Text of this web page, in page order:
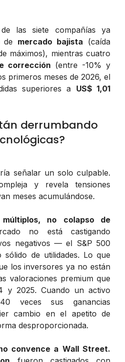
las siete compañías ya
de mercado bajista (caída
máximos), mientras cuatro
corrección (entre -10% y
primeros meses de 2026, el
superiores a US$ 1,01
derrumbando
señalar un solo culpable.
y revela tensiones
meses acumulándose.
no colapso de
no está castigando
negativos — el S&P 500
sólido de utilidades. Lo que
los inversores ya no están
valoraciones premium que
y 2025. Cuando un activo
veces sus ganancias
cambio en el apetito de
desproporcionada.
convence a Wall Street.